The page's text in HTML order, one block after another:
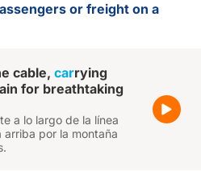
or freight on a
cable, carrying
for breathtaking
a lo largo de la línea
por la montaña